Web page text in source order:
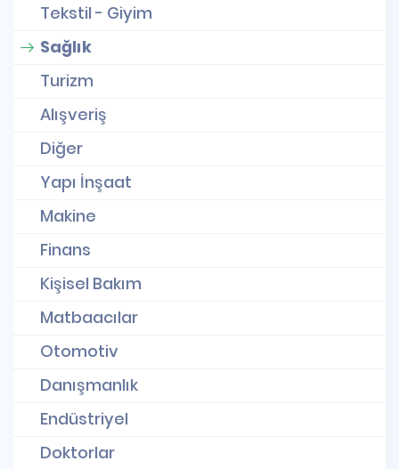
Tekstil - Giyim
Sağlık
Turizm
Alışveriş
Diğer
Yapı İnşaat
Makine
Finans
Kişisel Bakım
Matbaacılar
Otomotiv
Danışmanlık
Endüstriyel
Doktorlar